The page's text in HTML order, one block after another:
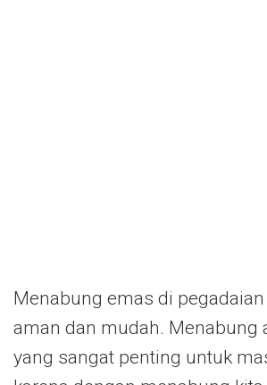
Menabung emas di
aman dan mudah. Menabung
yang sangat penting untuk